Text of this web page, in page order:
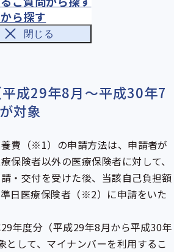
ら探す
閉じる
できます
成29年8月～平成30年7
対象
費（※1）の申請方法は、申請者が
保険者以外の医療保険者に対して、
・交付を受けた後、当該自己負担額
日医療保険者（※2）に申請をいた
年度分（平成29年8月から平成30年
として、マイナンバーを利用するこ